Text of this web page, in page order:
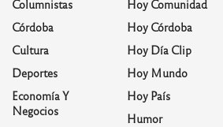
Columnistas
Córdoba
Cultura
Deportes
Economía Y
Negocios
Hoy Comunidad
Hoy Córdoba
Hoy Día Clip
Hoy Mundo
Hoy País
Humor